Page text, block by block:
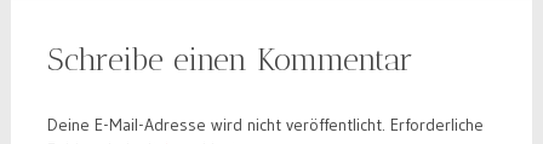
Schreibe einen Kommentar
Deine E-Mail-Adresse wird nicht veröffentlicht. Erforderliche